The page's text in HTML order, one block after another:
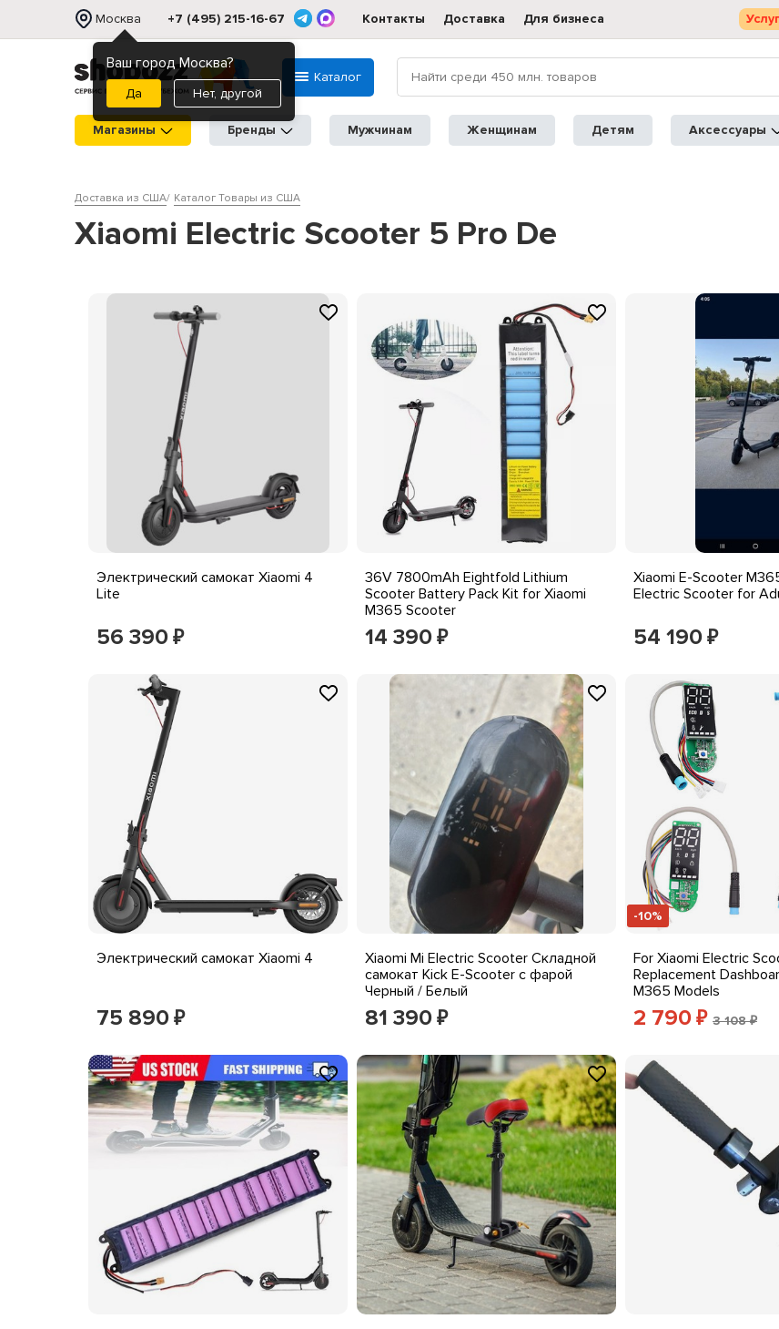
Москва
Ваш город Москва?
Нет, другой
+7 (495) 215-16-67 Контакты Доставка Для бизнеса
Каталог
Магазины Бренды Мужчинам Женщинам Детям Аксессуары
Доставка из США Каталог Товары из США
Xiaomi Electric Scooter 5 Pro De
Электрический самокат Xiaomi 4
Lite
56 390 ₽
36V 7800mAh Eightfold Lithium
Scooter Battery Pack Kit for Xiaomi
M365 Scooter
14 390 ₽
Xiaomi E-Scooter
Electric Scooter for
54 190 ₽
Электрический самокат Xiaomi 4
75 890 ₽
Xiaomi Mi Electric Scooter Складной
самокат Kick E-Scooter с фарой
Черный / Белый
81 390 ₽
-10%
For Xiaomi Electric
Replacement
M365 Models
2 790 ₽ 3 108 ₽